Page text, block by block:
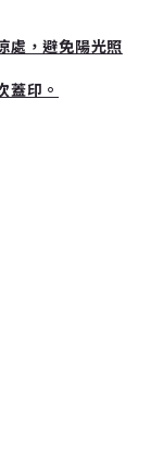
處，避免陽光照
蓋印。